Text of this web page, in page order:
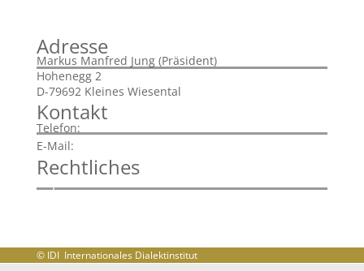
Adresse
Markus Manfred Jung (Präsident)
Hohenegg 2
D-79692 Kleines Wiesental
Kontakt
Telefon:
E-Mail:
Rechtliches
© IDI Internationales Dialektinstitut